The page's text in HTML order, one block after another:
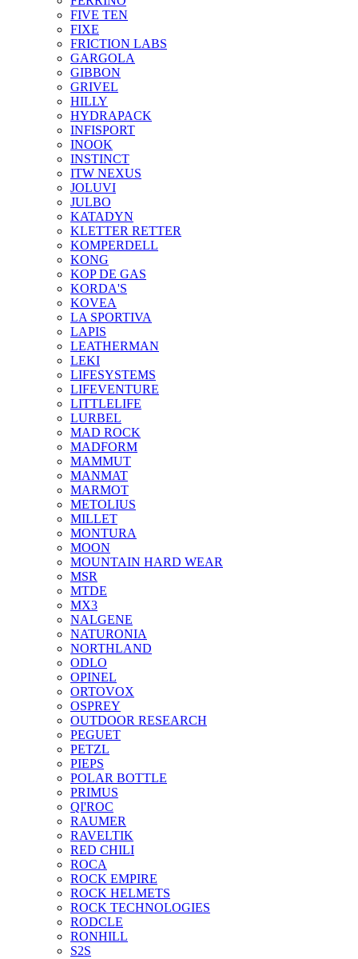
FIVE TEN
FIXE
FRICTION LABS
GARGOLA
GIBBON
GRIVEL
HILLY
HYDRAPACK
INFISPORT
INOOK
INSTINCT
ITW NEXUS
JOLUVI
JULBO
KATADYN
KLETTER RETTER
KOMPERDELL
KONG
KOP DE GAS
KORDA'S
KOVEA
LA SPORTIVA
LAPIS
LEATHERMAN
LEKI
LIFESYSTEMS
LIFEVENTURE
LITTLELIFE
LURBEL
MAD ROCK
MADFORM
MAMMUT
MANMAT
MARMOT
METOLIUS
MILLET
MONTURA
MOON
MOUNTAIN HARD WEAR
MSR
MTDE
MX3
NALGENE
NATURONIA
NORTHLAND
ODLO
OPINEL
ORTOVOX
OSPREY
OUTDOOR RESEARCH
PEGUET
PETZL
PIEPS
POLAR BOTTLE
PRIMUS
QI'ROC
RAUMER
RAVELTIK
RED CHILI
ROCA
ROCK EMPIRE
ROCK HELMETS
ROCK TECHNOLOGIES
RODCLE
RONHILL
S2S